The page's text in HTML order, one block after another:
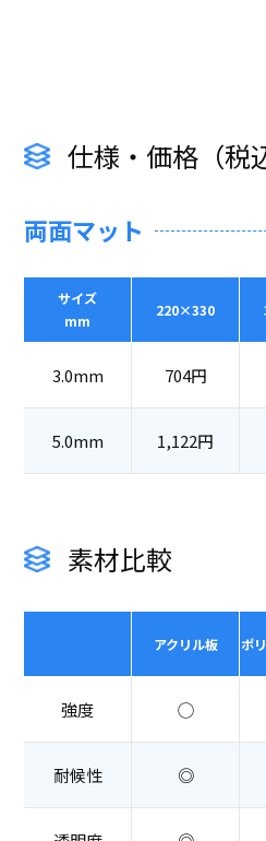
仕様・価格（税
両面マット
サイズ
mm
220×330
3.0mm 704円
5.0mm 1,122円
素材比較
アクリル板 ポ
強度 ◯
耐候性 ◎